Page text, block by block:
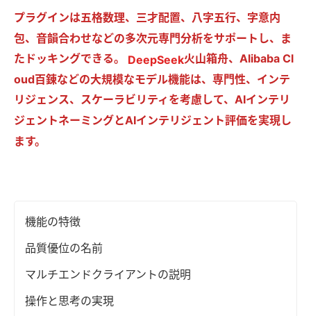
プラグインは五格数理、三才配置、八字五行、字意内
包、音韻合わせなどの多次元専門分析をサポートし、ま
たドッキングできる。 DeepSeek火山箱舟、Alibaba Cl
oud百錬などの大規模なモデル機能は、専門性、インテ
リジェンス、スケーラビリティを考慮して、AIインテリ
ジェントネーミングとAIインテリジェント評価を実現し
ます。
機能の特徴
品質優位の名前
マルチエンドクライアントの説明
操作と思考の実現